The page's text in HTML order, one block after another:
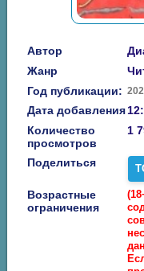
Автор
Жанр
Год публикации:
Дата добавления
Количество
просмотров
1
Поделиться
Возрастные
ограничения